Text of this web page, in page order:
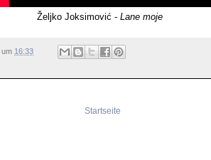
Željko Joksimović - Lane moje
um 16:33
Startseite